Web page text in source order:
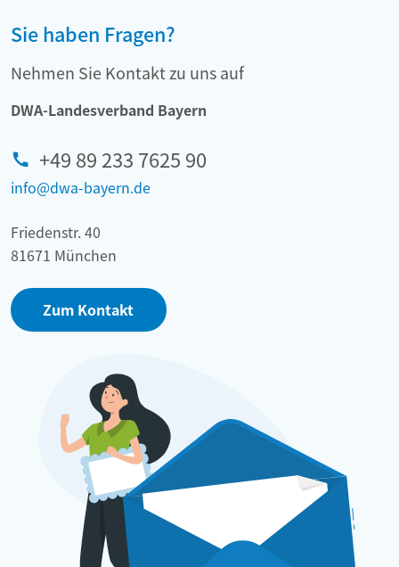
Sie haben Fragen?
Nehmen Sie Kontakt zu uns auf
DWA-Landesverband Bayern
+49 89 233 7625 90
info@dwa-bayern.de
Friedenstr. 40
81671 München
Zum Kontakt